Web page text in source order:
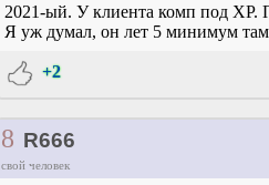
2021-ый. У клиента комп под XP.
Я уж думал, он лет 5 минимум там
+2
8 R666
свой человек